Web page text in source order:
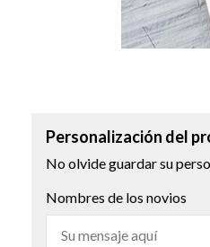
Personalización del
No olvide guardar su
Nombres de los novios